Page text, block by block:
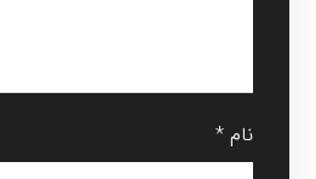
نام*